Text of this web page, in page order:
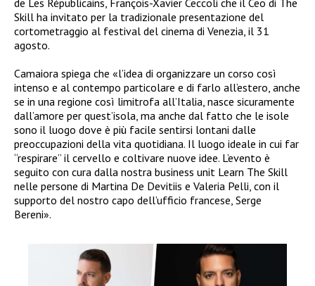
Skill ha invitato per la tradizionale presentazione del
cortometraggio al festival del cinema di Venezia, il 31
agosto.
Camaiora spiega che «l’idea di organizzare un corso così
intenso e al contempo particolare e di farlo all’estero, anche
se in una regione così limitrofa all’Italia, nasce sicuramente
dall’amore per quest’isola, ma anche dal fatto che le isole
sono il luogo dove è più facile sentirsi lontani dalle
preoccupazioni della vita quotidiana. Il luogo ideale in cui far
“respirare” il cervello e coltivare nuove idee. L’evento è
seguito con cura dalla nostra business unit Learn The Skill
nelle persone di Martina De Devitiis e Valeria Pelli, con il
supporto del nostro capo dell’ufficio francese, Serge
Bereni».